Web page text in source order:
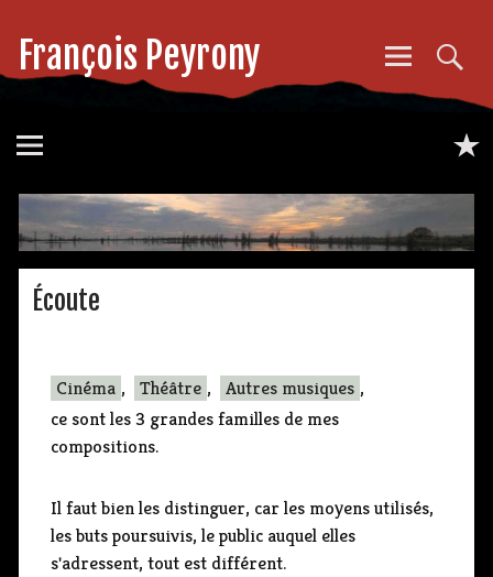
François Peyrony
Écoute
Cinéma , Théâtre , Autres musiques ,
ce sont les 3 grandes familles de mes
compositions.
Il faut bien les distinguer, car les moyens utilisés,
les buts poursuivis, le public auquel elles
s'adressent, tout est différent.